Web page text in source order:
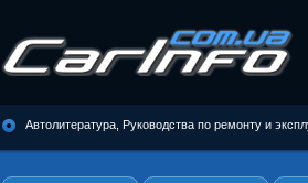
Автолитература, Руководства по
ремонту и эксплуатации
автомобилей
Автолитература, Руководства по ремонту и